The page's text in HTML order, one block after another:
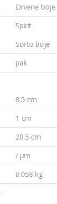
Drvene boje
Spirit
Sorto boje
pak
8.5 cm
1 cm
20.5 cm
/ µm
0.058 kg